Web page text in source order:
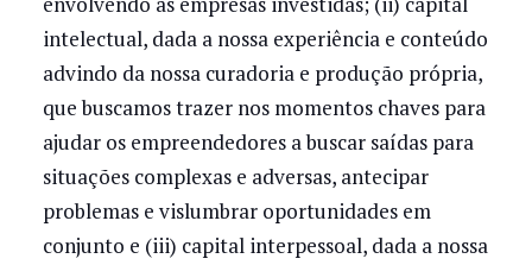
intelectual, dada a nossa experiência e conteúdo
advindo da nossa curadoria e produção própria,
que buscamos trazer nos momentos chaves para
ajudar os empreendedores a buscar saídas para
situações complexas e adversas, antecipar
problemas e vislumbrar oportunidades em
conjunto e (iii) capital interpessoal, dada a nossa